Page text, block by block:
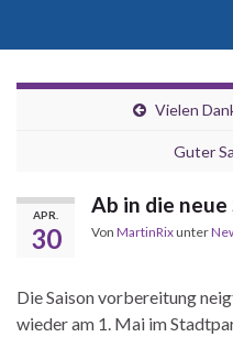
Vielen
Guter
APR.
30
Ab in die neue
Von MartinRixunter
Die Saison vorbereitung
wieder am 1. Mai im